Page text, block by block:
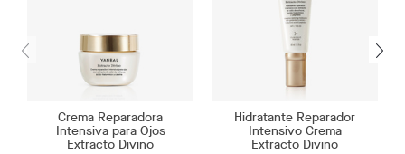
Crema Reparadora
Intensiva para Ojos
Extracto Divino
Hidratante Reparador
Intensivo Crema
Extracto Divino